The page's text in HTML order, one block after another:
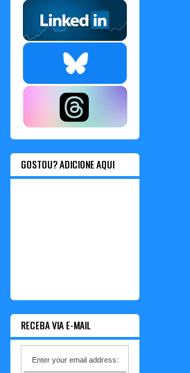
GOSTOU? ADICIONE AQUI
RECEBA VIA E-MAIL
Enter your email address: